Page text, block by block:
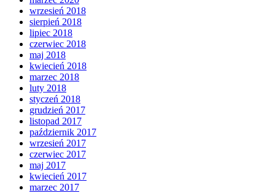
wrzesień 2018
sierpień 2018
lipiec 2018
czerwiec 2018
maj 2018
kwiecień 2018
marzec 2018
luty 2018
styczeń 2018
grudzień 2017
listopad 2017
październik 2017
wrzesień 2017
czerwiec 2017
maj 2017
kwiecień 2017
marzec 2017